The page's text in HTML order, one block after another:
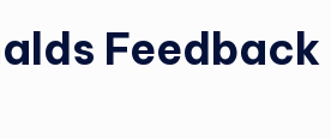
Feedback